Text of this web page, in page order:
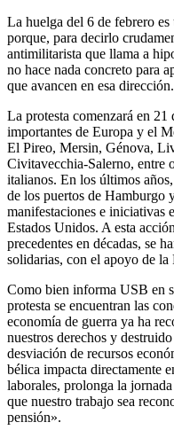
La huelga del 6 de febrero
porque, para decirlo
antimilitarista que llama a
no hace nada concreto para
que avancen en esa dirección.
La protesta comenzará en 21
importantes de Europa y el
El Pireo, Mersin, Génova,
Civitavecchia-Salerno, entre
italianos. En los últimos
de los puertos de Hamburgo
manifestaciones e iniciativas
Estados Unidos. A esta
precedentes en décadas, se
solidarias, con el apoyo de
Como bien informa USB en
protesta se encuentran las
economía de guerra ya ha
nuestros derechos y
desviación de recursos
bélica impacta directamente
laborales, prolonga la
que nuestro trabajo sea
pensión».